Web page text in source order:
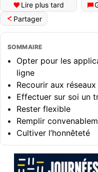
Lire plus tard
Partager
SOMMAIRE
Opter pour les
ligne
Recourir aux
Effectuer sur soi un
Rester flexible
Remplir
Cultiver l’honnêteté